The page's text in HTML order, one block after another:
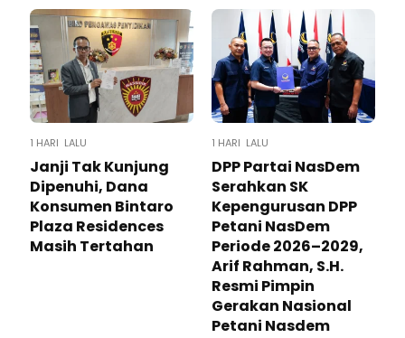
1 HARI LALU
Janji Tak Kunjung
Dipenuhi, Dana
Konsumen Bintaro
Plaza Residences
Masih Tertahan
1 HARI LALU
DPP Partai NasDem
Serahkan SK
Kepengurusan DPP
Petani NasDem
Periode 2026–2029,
Arif Rahman, S.H.
Resmi Pimpin
Gerakan Nasional
Petani Nasdem